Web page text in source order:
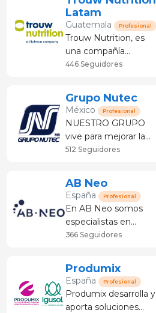
desarrollo de
proteínas funcionales.
Con casi 30 años de
experiencia,
producimos
concentrados
c
Latam
Guatemala Profesional
Trouw Nutrition, es
una compañía
perteneciente al
animal y alimento
para peces. Calidad,
innovación y
sostenibilidad son
principios esenciales
cultura de Nutr
446 Seguidores
Grupo Nutec
México Profesional
NUESTRO GRUPO
vive para mejorar la
alimentación de las
través de servicios,
asesoría y desarrollo
de vanguardia en
nutrición animal.
Nuestra pasión es
512 Seguidores
AB Neo
España Profesional
En AB Neo somos
especialistas en
nutrición de
Combinamos la
creación de piensos
de alta gama con
nuestra labor
366 Seguidores
Produmix
España Profesional
Produmix desarrolla y
aporta soluciones